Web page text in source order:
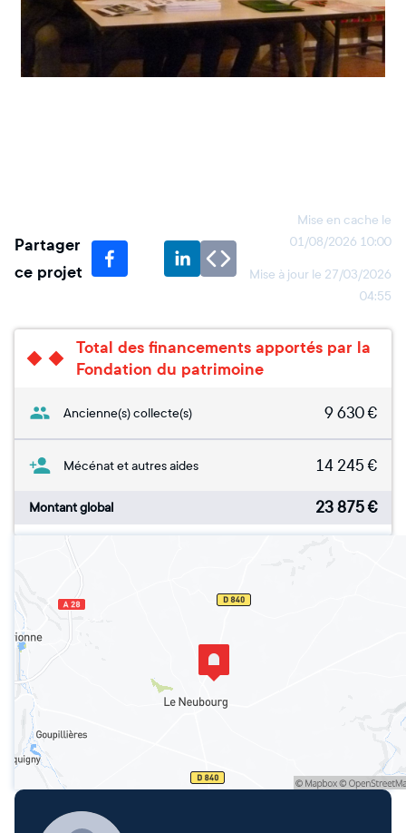
Partager
ce projet
Mise en cache le
01/08/2026 10:00
Mise à jour le 27/03/2026
04:55
Total des financements apportés par la
Fondation du patrimoine
Ancienne(s) collecte(s) 9 630€
Mécénat et autres aides 14 245 €
Montant global 23 875€